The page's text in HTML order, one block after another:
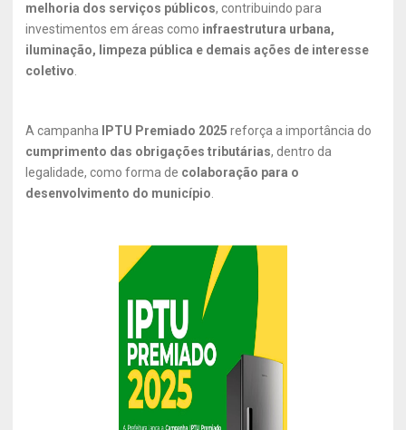
melhoria dos serviços públicos, contribuindo para
investimentos em áreas como infraestrutura urbana,
iluminação, limpeza pública e demais ações de interesse
coletivo
A campanha IPTU Premiado 2025 reforça a importância do
cumprimento das obrigações tributárias, dentro da
legalidade, como forma de colaboração para o
desenvolvimento do município